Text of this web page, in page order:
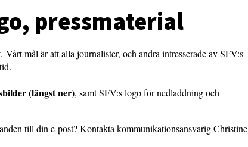
pressmaterial
mål är att alla journalister, och andra intresserade av SFV:s
(längst ner), samt SFV:s logo för nedladdning och
till din e-post? Kontakta kommunikationsansvarig Christine